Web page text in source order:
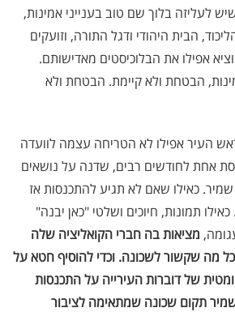
לעליזה בלוך שם טוב בענייני אמינות,
הבית היהודי ודגל התורה, וזועקים
אפילו את הבלוכיסטים מאדישותם.
הבטחת ולא קיימת. הבטחת ולא
העיר אפילו לא הטריחה עצמה לוועדה
אחת לחודשים רבים, שדנה על נושאים
כאילו שאם לא תגיע להתכנסות אז
תמונות, חיוכים ושלטי "כאן יבנה"
מציאות בה חברי הקואליציה שלה
מה שקשור לשכונה. וכדי להוסיף חטא על
של דוברות העירייה על התכנסות
תקום שכונה שמתאימה לציבור